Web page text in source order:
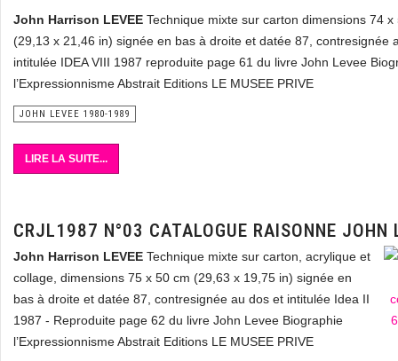
John Harrison LEVEE Technique mixte sur carton dimensions 74 x
(29,13 x 21,46 in) signée en bas à droite et datée 87, contresignée
intitulée IDEA VIII 1987 reproduite page 61 du livre John Levee
l’Expressionnisme Abstrait Editions LE MUSEE PRIVE
JOHN LEVEE 1980-1989
LIRE LA SUITE...
CRJL1987 N°03 CATALOGUE RAISONNE JOHN
John Harrison LEVEE Technique mixte sur carton, acrylique et
collage, dimensions 75 x 50 cm (29,63 x 19,75 in) signée en
bas à droite et datée 87, contresignée au dos et intitulée Idea II
1987 - Reproduite page 62 du livre John Levee Biographie
l’Expressionnisme Abstrait Editions LE MUSEE PRIVE